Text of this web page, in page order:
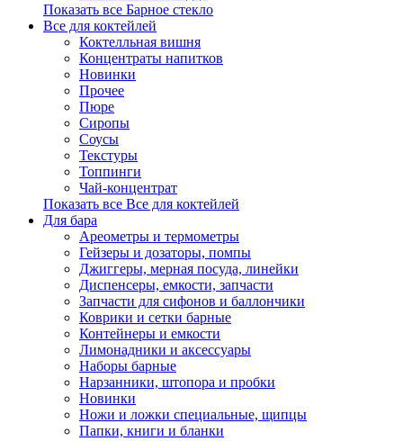
Показать все Барное стекло
Все для коктейлей
Коктелльная вишня
Концентраты напитков
Новинки
Прочее
Пюре
Сиропы
Соусы
Текстуры
Топпинги
Чай-концентрат
Показать все Все для коктейлей
Для бара
Ареометры и термометры
Гейзеры и дозаторы, помпы
Джиггеры, мерная посуда, линейки
Диспенсеры, емкости, запчасти
Запчасти для сифонов и баллончики
Коврики и сетки барные
Контейнеры и емкости
Лимонадники и аксессуары
Наборы барные
Нарзанники, штопора и пробки
Новинки
Ножи и ложки специальные, щипцы
Папки, книги и бланки